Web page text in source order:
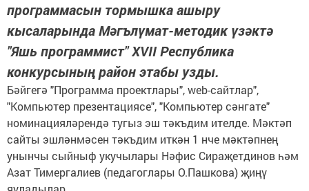
программасын тормышка ашыру
кысаларында Мәгълүмат-методик үзәктә
"Яшь программист" XVII Республика
конкурсының район этабы узды.
Бәйгегә "Программа проектлары", web-сaйтлар",
"Компьютер презентациясе", "Компьютер сәнгате"
номинацияләрендә тугыз эш тәкъдим ителде. Мәктәп
сайты эшләнмәсен тәкъдим иткән 1 нче мәктәпнең
унынчы сыйныф укучылары Нәфис Сираҗетдинов һәм
Азат Тимергалиев (педагоглары О.Пашкова) җиңү